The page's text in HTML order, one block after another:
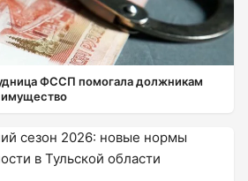
ФССП помогала должникам
имущество